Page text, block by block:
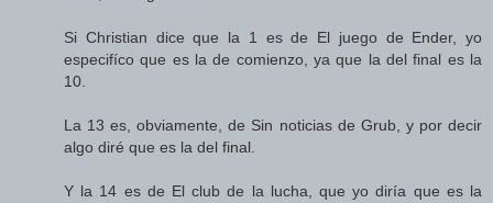
Si Christian dice que la 1 es de El juego de Ender, yo
especifíco que es la de comienzo, ya que la del final es la
10.
La 13 es, obviamente, de Sin noticias de Grub, y por decir
algo diré que es la del final.
Y la 14 es de El club de la lucha, que yo diría que es la